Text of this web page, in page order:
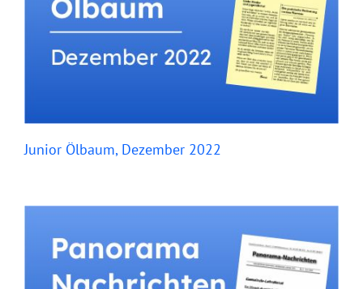
Junior Ölbaum, Dezember 2022